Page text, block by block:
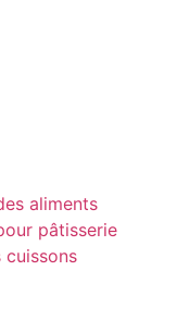
aliments
pâtisserie
cuissons